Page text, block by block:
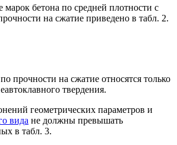
бетона по средней плотности с
на сжатие приведено в табл. 2.
прочности на сжатие относятся только
твердения.
геометрических параметров и
вида не должны превышать
в табл. 3.